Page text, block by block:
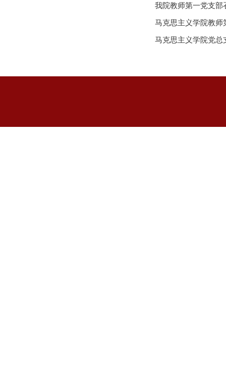
精...
我院教师第一党支部
马克思主义学院教师
马克思主义学院党总支部召